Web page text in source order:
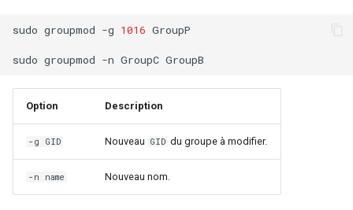
sudo groupmod -g 1016 GroupP
sudo groupmod -n GroupC
Option Description
-g GID Nouveau GID du groupe à modifier.
-n name Nouveau nom.